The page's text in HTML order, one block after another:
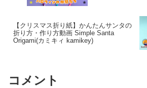
【クリスマス折り紙】かんたんサンタの
折り方・作り方動画 Simple Santa
Origami(カミキィ kamikey)
コメント